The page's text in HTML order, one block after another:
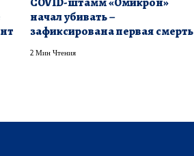
начал убивать –
зафиксирована первая смерть
2 Мин Чтения